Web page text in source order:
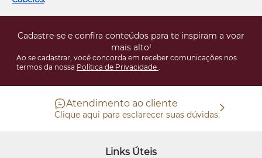
Cadastre-se e confira conteúdos para te inspiram a voar
mais alto!
Ao se cadastrar, você concorda em receber comunicações nos
termos da nossa Política de Privacidade .
Atendimento ao cliente
Clique aqui para esclarecer suas dúvidas.
Links Úteis